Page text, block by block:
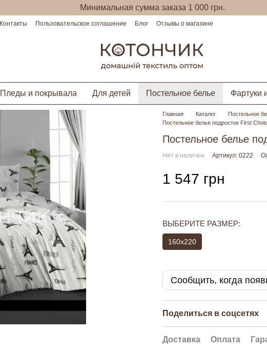
Минимальная сумма заказа 1 000 грн.
Контакты Пользовательское соглашение Блог
Отзывы о магазине
Пледы и покрывала Для детей Постельное белье Фартуки
Главная Каталог Постельное
Постельное белье подросток First
Постельное белье
Нет в наличии Артикул: 0222
1 547 грн
ВЫБЕРИТЕ РАЗМЕР:
160x220
Сообщить, когда
Поделиться в соцсетях
Доставка Оплата